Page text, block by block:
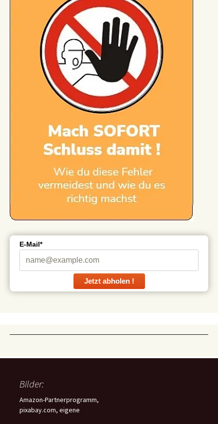
E-Mail*
Jetzt abholen !
Bilder:
Amazon-Partnerprogramm,
pixabay.com, eigene